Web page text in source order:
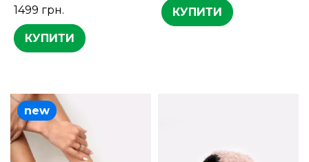
1499 грн.
КУПИТИ
КУПИТИ
new